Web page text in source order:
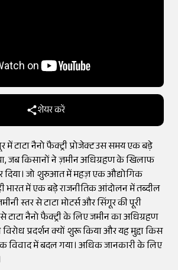
शेयर करें
टाटा नैनो फैक्ट्री प्रोजेक्ट उस समय एक बड़े
जब किसानों ने ज़मीन अधिग्रहण के खिलाफ
दिया। जो शुरुआत में महज़ एक औद्योगिक
भारत में एक बड़े राजनीतिक आंदोलन में तब्दील
स्तर से टाटा मोटर्स और सिंगूर की पूरी
नैनो फैक्ट्री के लिए जमीन का अधिग्रहण
प्रदर्शन क्यों शुरू किया और यह मुद्दा किस
विवाद में बदल गया। अधिक जानकारी के लिए